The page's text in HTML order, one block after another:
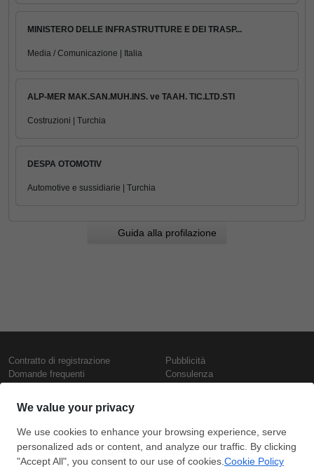
MINISTERO DELLE INFRASTRUTTURE E DEI TRASP...
Media / Comunicazione | Italia
ALP-MER MAK.SAN.MUH.INS. ve TAAH. TIC.LTD.STI
Costruzioni | Turchia
DESPA OTOMOTIV
Automotive e sussidiarie | Turchia
Guida alla profilazione
Contratto di registrazione
Domande frequenti
Presentazione
Contattaci
Termini di utilizzo
Politica di riservatezza
Pubblicità
Consulenza